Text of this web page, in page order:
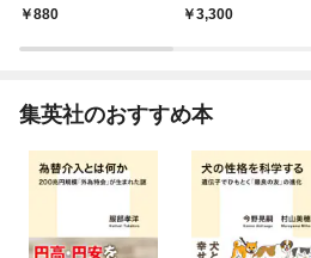
880
3,300
集英社のおすすめ本